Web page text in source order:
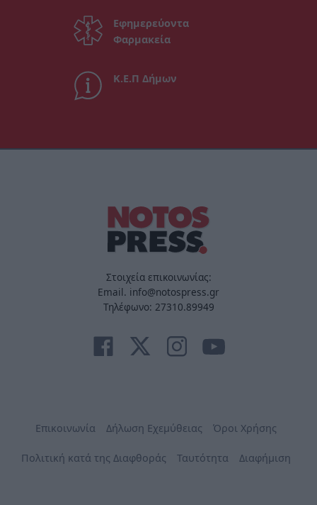
Εφημερεύοντα
Φαρμακεία
Κ.Ε.Π Δήμων
Στοιχεία επικοινωνίας:
Email. info@notospress.gr
Τηλέφωνο: 27310.89949
Επικοινωνία Δήλωση Εχεμύθειας Όροι Χρήσης
Πολιτική κατά της Διαφθοράς Ταυτότητα Διαφήμιση